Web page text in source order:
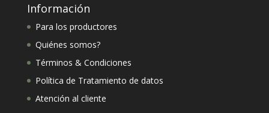
Información
Para los productores
Quiénes somos?
Términos & Condiciones
Política de Tratamiento de datos
Atención al cliente